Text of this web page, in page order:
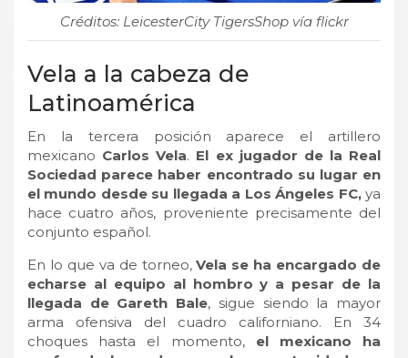
Créditos: LeicesterCity TigersShop vía flickr
Vela a la cabeza de
Latinoamérica
En la tercera posición aparece el artillero
mexicano Carlos Vela. El ex jugador de la Real
Sociedad parece haber encontrado su lugar en
el mundo desde su llegada a Los Ángeles FC,ya
hace cuatro años, proveniente precisamente del
conjunto español.
En lo que va de torneo,Vela se ha encargado de
echarse al equipo al hombro y a pesar de la
llegada de Gareth Bale, sigue siendo la mayor
arma ofensiva del cuadro californiano. En 34
choques hasta el momento, el mexicano ha